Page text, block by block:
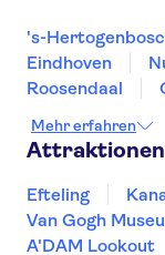
's-
Eindhoven
Roosendaal
Venlo
Mehr erfahren
Attraktionen
Efteling
Van Gogh
A'DAM Lookout